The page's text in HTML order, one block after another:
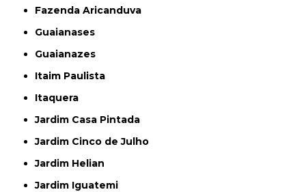
Fazenda Aricanduva
Guaianases
Guaianazes
Itaim Paulista
Itaquera
Jardim Casa Pintada
Jardim Cinco de Julho
Jardim Helian
Jardim Iguatemi